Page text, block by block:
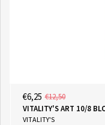
€6,25 €12,50
VITALITY'S ART 10/8
VITALITY'S